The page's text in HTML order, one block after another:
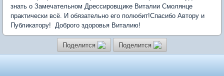
знать о Замечательном Дрессировщике Виталии Смолянце
практически всё. И обязательно его полюбит! ​Спасибо Автору и
Публикатору! Доброго здоровья Виталию!
Поделится Поделится